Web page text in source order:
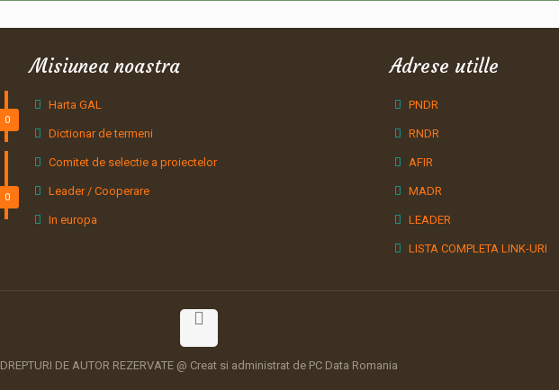
0
0
Misiunea noastra
Harta GAL
Dictionar de termeni
Comitet de selectie a proiectelor
Leader / Cooperare
In europa
Adrese utille
PNDR
RNDR
AFIR
MADR
LEADER
LISTA COMPLETA LINK-URI
DREPTURI DE AUTOR REZERVATE @ Creat si administrat de PC Data Romania